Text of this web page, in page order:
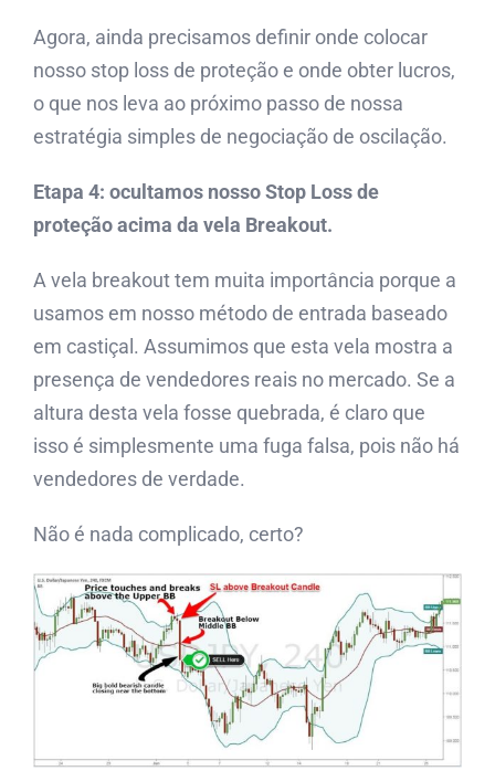
Agora, ainda precisamos definir onde colocar
nosso stop loss de proteção e onde obter lucros,
o que nos leva ao próximo passo de nossa
estratégia simples de negociação de oscilação.
Etapa 4: ocultamos nosso Stop Loss de
proteção acima da vela Breakout.
A vela breakout tem muita importância porque a
usamos em nosso método de entrada baseado
em castiçal. Assumimos que esta vela mostra a
presença de vendedores reais no mercado. Se a
altura desta vela fosse quebrada, é claro que
isso é simplesmente uma fuga falsa, pois não há
vendedores de verdade.
Não é nada complicado, certo?